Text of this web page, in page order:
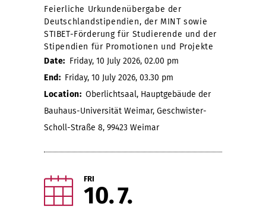
Feierliche Urkundenübergabe der
Deutschlandstipendien, der MINT sowie
STIBET-Förderung für Studierende und der
Stipendien für Promotionen und Projekte
Date: Friday, 10 July 2026, 02.00 pm
End: Friday, 10 July 2026, 03.30 pm
Location: Oberlichtsaal, Hauptgebäude der
Bauhaus-Universität Weimar, Geschwister-
Scholl-Straße 8, 99423 Weimar
FRI
10 7